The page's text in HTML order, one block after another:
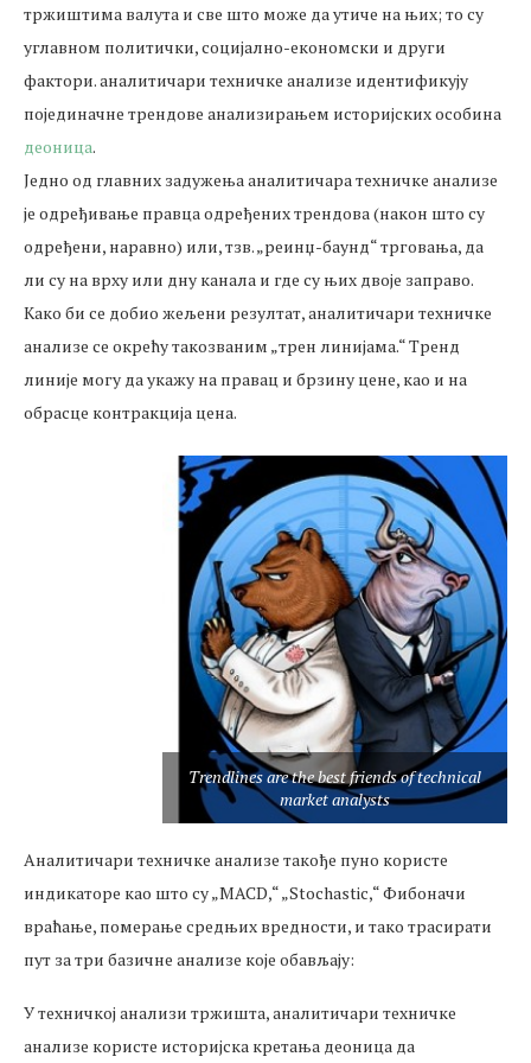
тржиштима валута и све што може да утиче на њих; то су
углавном политички, социјално-економски и други
фактори. аналитичари техничке анализе идентификују
појединачне трендове анализирањем историјских особина
деоница.
Једно од главних задужења аналитичара техничке анализе
је одређивање правца одређених трендова (након што су
одређени, наравно) или, тзв. „реинџ-баунд“ трговања, да
ли су на врху или дну канала и где су њих двоје заправо.
Како би се добио жељени резултат, аналитичари техничке
анализе се окрећу такозваним „трен линијама.“ Тренд
линије могу да укажу на правац и брзину цене, као и на
обрасце контракција цена.
Trendlines are the best friends of technical
market analysts
Аналитичари техничке анализе такође пуно користе
индикаторе као што су „MACD,“ „Stochastic,“ Фибоначи
враћање, померање средњих вредности, и тако трасирати
пут за три базичне анализе које обављају:
У техничкој анализи тржишта, аналитичари техничке
анализе користе историјска кретања деоница да